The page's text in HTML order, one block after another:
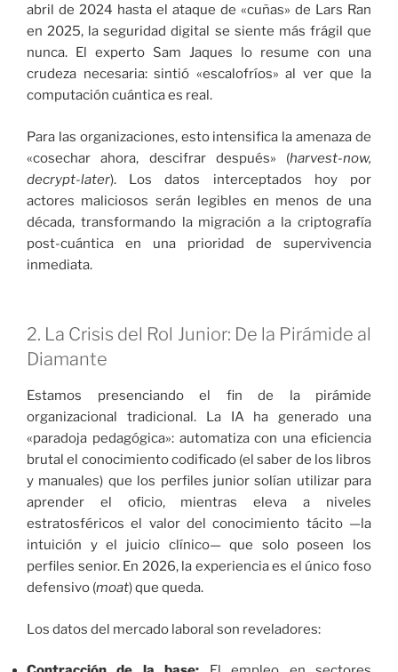
abril de 2024 hasta el ataque de «cuñas» de Lars Ran
en 2025, la seguridad digital se siente más frágil que
nunca. El experto Sam Jaques lo resume con una
crudeza necesaria: sintió «escalofríos» al ver que la
computación cuántica es real.
Para las organizaciones, esto intensifica la amenaza de
«cosechar ahora, descifrar después» (harvest-now,
decrypt-later). Los datos interceptados hoy por
actores maliciosos serán legibles en menos de una
década, transformando la migración a la criptografía
post-cuántica en una prioridad de supervivencia
inmediata.
2. La Crisis del Rol Junior: De la Pirámide al
Diamante
Estamos presenciando el fin de la pirámide
organizacional tradicional. La IA ha generado una
«paradoja pedagógica»: automatiza con una eficiencia
brutal el conocimiento codificado (el saber de los libros
y manuales) que los perfiles junior solían utilizar para
aprender el oficio, mientras eleva a niveles
estratosféricos el valor del conocimiento tácito —la
intuición y el juicio clínico— que solo poseen los
perfiles senior. En 2026, la experiencia es el único foso
defensivo (moat) que queda.
Los datos del mercado laboral son reveladores: